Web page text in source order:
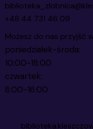
+48 44 731 46 09
Możesz do nas przyjść
poniedziałek-środa:
10:00-18:00
czwartek:
8:00-16:00